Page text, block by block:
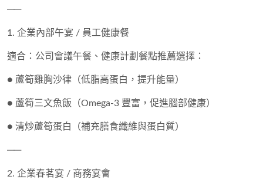
──
1. 企業內部午宴 / 員工健康餐
適合：公司會議午餐、健康計劃餐點推薦選擇：
● 蘆筍雞胸沙律 （低脂高蛋白，提升能量）
● 蘆筍三文魚飯 （Omega-3 豐富，促進腦部健康）
● 清炒蘆筍蛋白 （補充膳食纖維與蛋白質）
──
2. 企業春茗宴 / 商務宴會